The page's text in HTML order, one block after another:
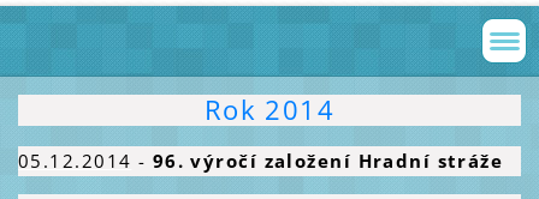
Rok 2014
05.12.2014 - 96. výročí založení Hradní stráže